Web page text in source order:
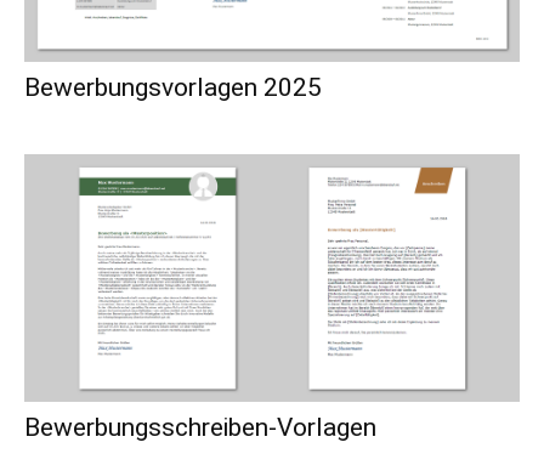
Bewerbungsvorlagen 2025
Bewerbungsschreiben-Vorlagen